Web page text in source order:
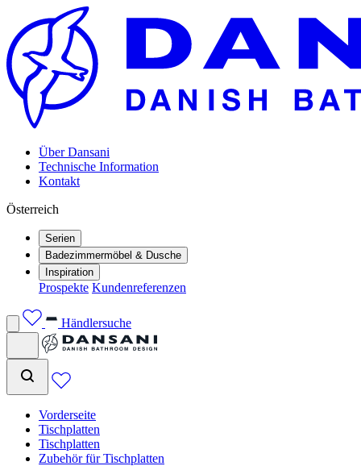
Über Dansani
Technische Information
Kontakt
Österreich
Serien
Badezimmermöbel & Dusche
Inspiration
Prospekte Kundenreferenzen
Händlersuche
Vorderseite
Tischplatten
Tischplatten
Zubehör für Tischplatten